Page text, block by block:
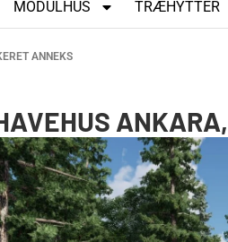
MODULHUS TRÆHYTTER
ANNEKS